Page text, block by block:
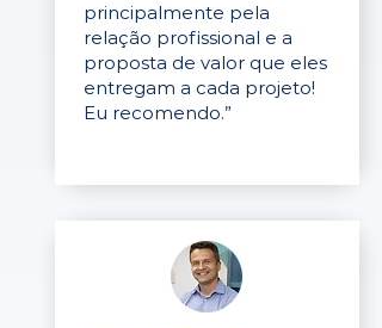
principalmente pela
relação profissional e a
proposta de valor que eles
entregam a cada projeto!
Eu recomendo.”